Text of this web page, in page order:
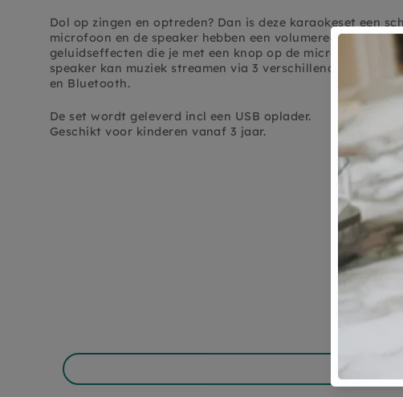
Dol op zingen en optreden? Dan is deze karaokeset een
microfoon en de speaker hebben een volumeregelaar en
geluidseffecten die je met een knop op de microfoon in-
speaker kan muziek streamen via 3 verschillende
en Bluetooth.
De set wordt geleverd incl een USB oplader.
Geschikt voor kinderen vanaf 3 jaar.